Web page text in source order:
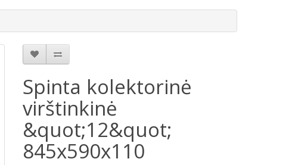
Spinta kolektorinė
virštinkinė
&quot;12&quot;
845x590x110